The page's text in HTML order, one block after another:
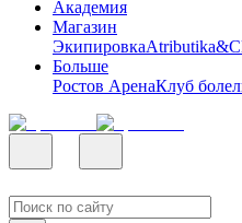
Академия
Магазин
Экипировка
Больше
Ростов АренаКлуб